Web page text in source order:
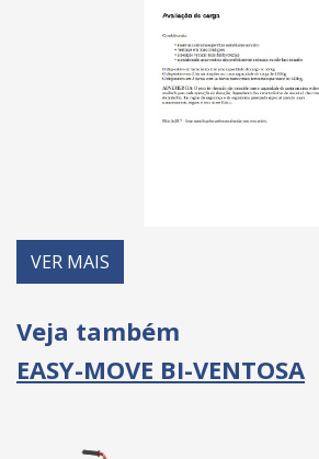
VER MAIS
Veja também
EASY-MOVE BI-VENTOSA